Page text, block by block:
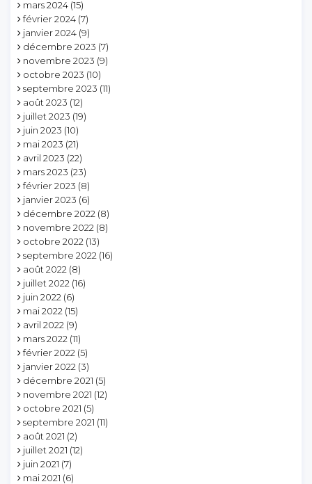
mars 2024 (15)
février 2024 (7)
janvier 2024 (9)
décembre 2023 (7)
novembre 2023 (9)
octobre 2023 (10)
septembre 2023 (11)
août 2023 (12)
juillet 2023 (19)
juin 2023 (10)
mai 2023 (21)
avril 2023 (22)
mars 2023 (23)
février 2023 (8)
janvier 2023 (6)
décembre 2022 (8)
novembre 2022 (8)
octobre 2022 (13)
septembre 2022 (16)
août 2022 (8)
juillet 2022 (16)
juin 2022 (6)
mai 2022 (15)
avril 2022 (9)
mars 2022 (11)
février 2022 (5)
janvier 2022 (3)
décembre 2021 (5)
novembre 2021 (12)
octobre 2021 (5)
septembre 2021 (11)
août 2021 (2)
juillet 2021 (12)
juin 2021 (7)
mai 2021 (6)